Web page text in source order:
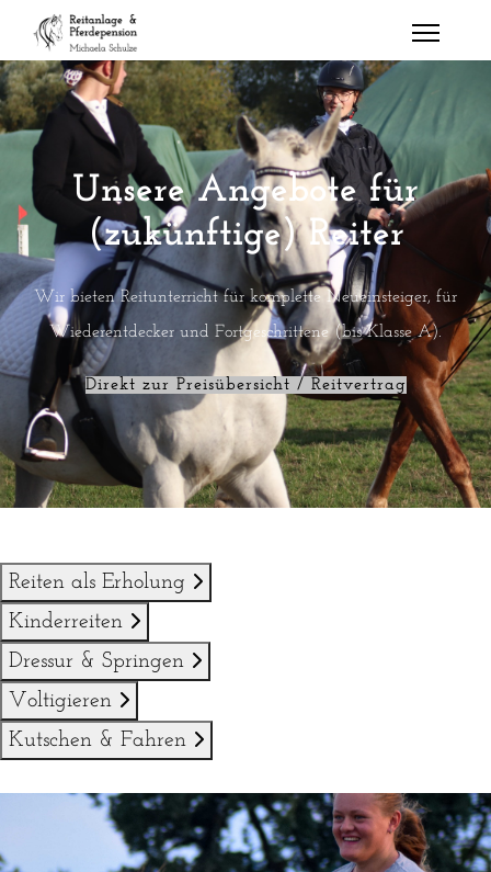
Unsere Angebote für
(zukünftige) Reiter
Wir bieten Reitunterricht für komplette Neueinsteiger, für
Wiederentdecker und Fortgeschrittene (bis Klasse A).
Direkt zur Preisübersicht / Reitvertrag
Reiten als Erholung
Kinderreiten
Dressur & Springen
Voltigieren
Kutschen & Fahren